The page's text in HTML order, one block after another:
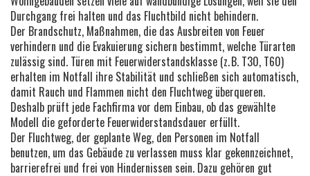
Durchgang frei halten und das Fluchtbild nicht behindern.
Der Brandschutz, Maßnahmen, die das Ausbreiten von Feuer
verhindern und die Evakuierung sichern bestimmt, welche Türarten
zulässig sind. Türen mit Feuerwiderstandsklasse (z. B. T30, T60)
erhalten im Notfall ihre Stabilität und schließen sich automatisch,
damit Rauch und Flammen nicht den Fluchtweg überqueren.
Deshalb prüft jede Fachfirma vor dem Einbau, ob das gewählte
Modell die geforderte Feuerwiderstandsdauer erfüllt.
Der Fluchtweg, der geplante Weg, den Personen im Notfall
benutzen, um das Gebäude zu verlassen muss klar gekennzeichnet,
barrierefrei und frei von Hindernissen sein. Dazu gehören gut